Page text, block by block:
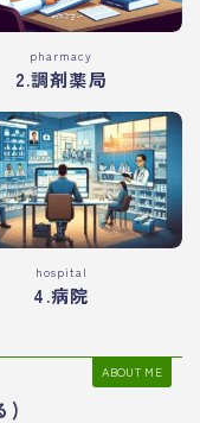
pharmacy
2.調剤薬局
hospital
4.病院
ABOUT ME
)